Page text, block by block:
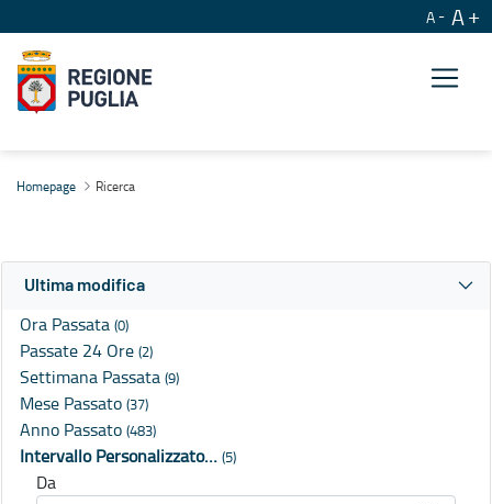
A A
Homepage Ricerca
Ultima modifica
Ora Passata (0)
Passate 24 Ore (2)
Settimana Passata (9)
Mese Passato (37)
Anno Passato (483)
Intervallo Personalizzato… (5)
Da